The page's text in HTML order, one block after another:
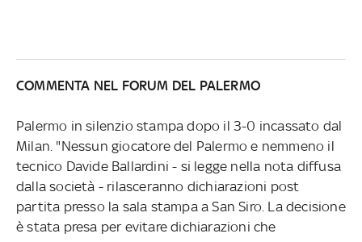
COMMENTA NEL FORUM DEL PALERMO
Palermo in silenzio stampa dopo il 3-0 incassato dal
Milan. "Nessun giocatore del Palermo e nemmeno il
tecnico Davide Ballardini - si legge nella nota diffusa
dalla società - rilasceranno dichiarazioni post
partita presso la sala stampa a San Siro. La decisione
è stata presa per evitare dichiarazioni che